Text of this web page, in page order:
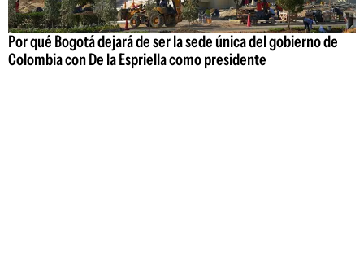
Por qué Bogotá dejará de ser la sede única del gobierno de
Colombia con De la Espriella como presidente